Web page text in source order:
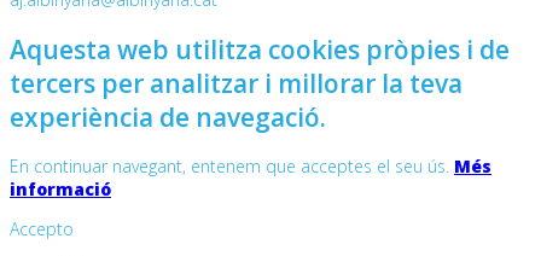
Aquesta web utilitza cookies pròpies i de
tercers per analitzar i millorar la teva
experiència de navegació.
En continuar navegant, entenem que acceptes el seu ús. Més
informació
Accepto